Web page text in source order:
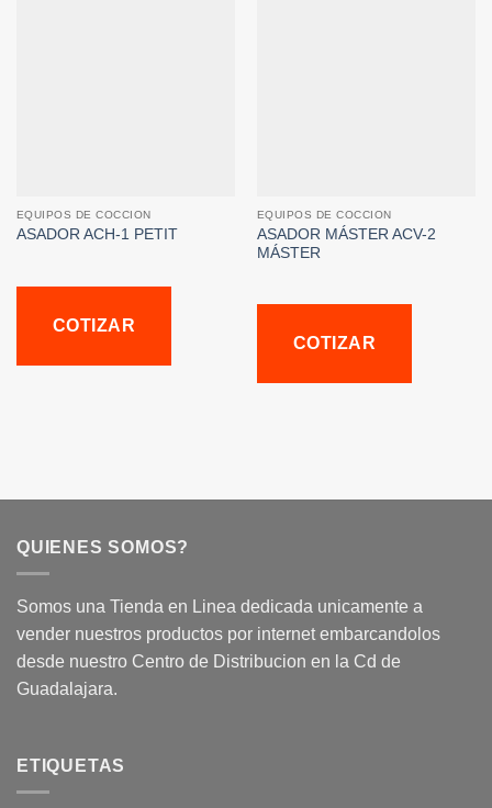
EQUIPOS DE COCCION
ASADOR ACH-1 PETIT
COTIZAR
EQUIPOS DE COCCION
ASADOR MÁSTER ACV-2
MÁSTER
COTIZAR
QUIENES SOMOS?
Somos una Tienda en Linea dedicada unicamente a
vender nuestros productos por internet embarcandolos
desde nuestro Centro de Distribucion en la Cd de
Guadalajara.
ETIQUETAS